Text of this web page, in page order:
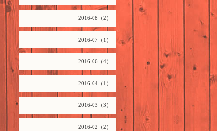
2016-08（2）
2016-07（1）
2016-06（4）
2016-04（1）
2016-03（3）
2016-02（2）